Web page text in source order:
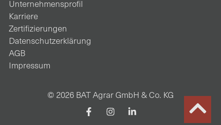
Unternehmensprofil
Karriere
Zertifizierungen
Datenschutzerklärung
AGB
Impressum
© 2026 BAT Agrar GmbH & Co. KG